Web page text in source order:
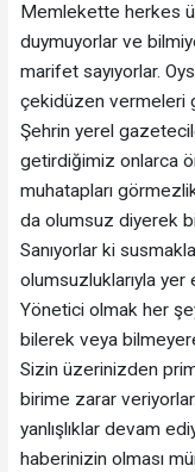
Memlekette herkes
duymuyorlar ve
marifet sayıyorlar.
çekidüzen vermeleri
Şehrin yerel
getirdiğimiz onlarca
muhatapları
da olumsuz diyerek
Sanıyorlar ki
olumsuzluklarıyla yer
Yönetici olmak her
bilerek veya
Sizin üzerinizden
birime zarar
yanlışlıklar devam
haberinizin olması